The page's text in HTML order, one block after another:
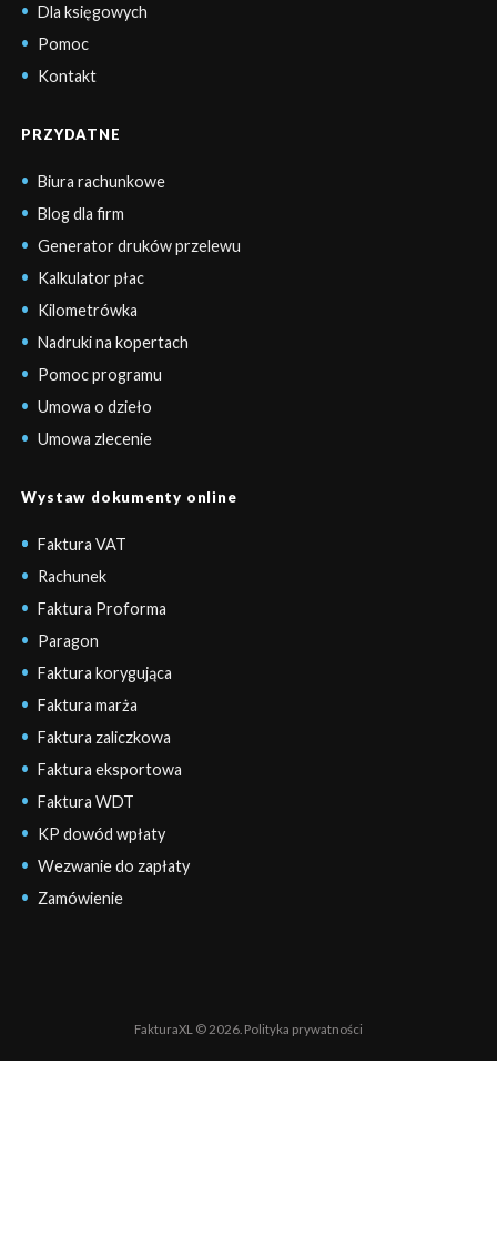
Dla księgowych
Pomoc
Kontakt
PRZYDATNE
Biura rachunkowe
Blog dla firm
Generator druków przelewu
Kalkulator płac
Kilometrówka
Nadruki na kopertach
Pomoc programu
Umowa o dzieło
Umowa zlecenie
Wystaw dokumenty online
Faktura VAT
Rachunek
Faktura Proforma
Paragon
Faktura korygująca
Faktura marża
Faktura zaliczkowa
Faktura eksportowa
Faktura WDT
KP dowód wpłaty
Wezwanie do zapłaty
Zamówienie
FakturaXL © 2026. Polityka prywatności